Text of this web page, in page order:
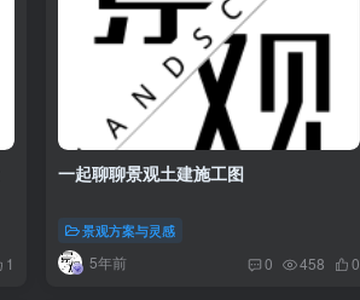
1
一起聊聊景观土建施工图
景观方案与灵感
5年前 0 458 0